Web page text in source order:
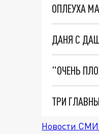
ОПЛЕУХА
ДАНЯ С
Новости